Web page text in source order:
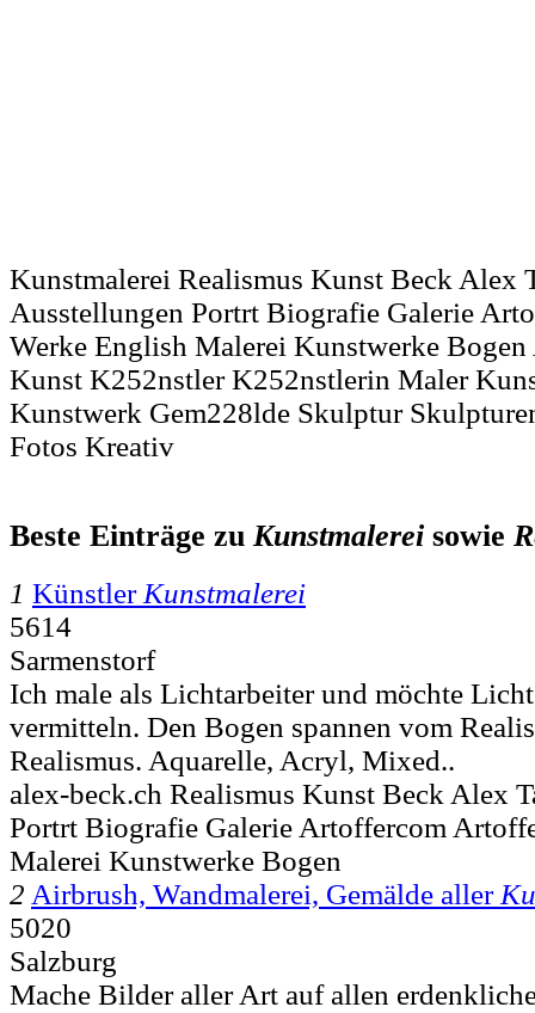
Kunstmalerei Realismus Kunst Beck Alex
Ausstellungen Portrt Biografie Galerie
Werke English Malerei Kunstwerke
Kunst K252nstler K252nstlerin Maler
Kunstwerk Gem228lde Skulptur
Fotos Kreativ
Beste Einträge zuKunstmalerei sowie
1 Künstler Kunstmalerei
5614
Sarmenstorf
Ich male als Lichtarbeiter und möchte
vermitteln. Den Bogen spannen vom
Realismus. Aquarelle, Acryl, Mixed..
alex-beck.ch Realismus Kunst Beck Alex
Portrt Biografie Galerie Artoffercom
Malerei Kunstwerke Bogen
2 Airbrush, Wandmalerei, Gemälde aller
5020
Salzburg
Mache Bilder aller Art auf allen